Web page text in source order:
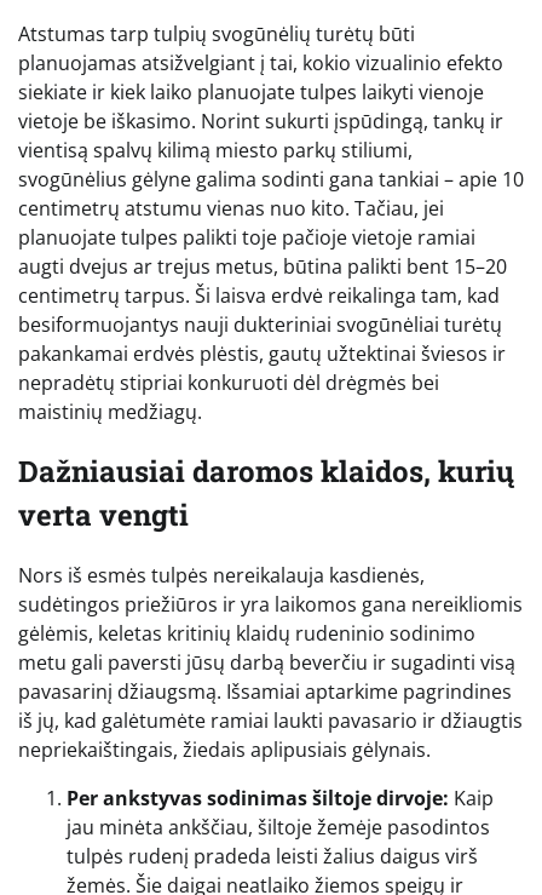
Atstumas tarp tulpių svogūnėlių turėtų būti
planuojamas atsižvelgiant į tai, kokio vizualinio efekto
siekiate ir kiek laiko planuojate tulpes laikyti vienoje
vietoje be iškasimo. Norint sukurti įspūdingą, tankų ir
vientisą spalvų kilimą miesto parkų stiliumi,
svogūnėlius gėlyne galima sodinti gana tankiai – apie 10
centimetrų atstumu vienas nuo kito. Tačiau, jei
planuojate tulpes palikti toje pačioje vietoje ramiai
augti dvejus ar trejus metus, būtina palikti bent 15–20
centimetrų tarpus. Ši laisva erdvė reikalinga tam, kad
besiformuojantys nauji dukteriniai svogūnėliai turėtų
pakankamai erdvės plėstis, gautų užtektinai šviesos ir
nepradėtų stipriai konkuruoti dėl drėgmės bei
maistinių medžiagų.
Dažniausiai daromos klaidos, kurių
verta vengti
Nors iš esmės tulpės nereikalauja kasdienės,
sudėtingos priežiūros ir yra laikomos gana nereikliomis
gėlėmis, keletas kritinių klaidų rudeninio sodinimo
metu gali paversti jūsų darbą beverčiu ir sugadinti visą
pavasarinį džiaugsmą. Išsamiai aptarkime pagrindines
iš jų, kad galėtumėte ramiai laukti pavasario ir džiaugtis
nepriekaištingais, žiedais aplipusiais gėlynais.
Per ankstyvas sodinimas šiltoje dirvoje: Kaip
jau minėta ankščiau, šiltoje žemėje pasodintos
tulpės rudenį pradeda leisti žalius daigus virš
žemės. Šie daigai neatlaiko žiemos speigų ir